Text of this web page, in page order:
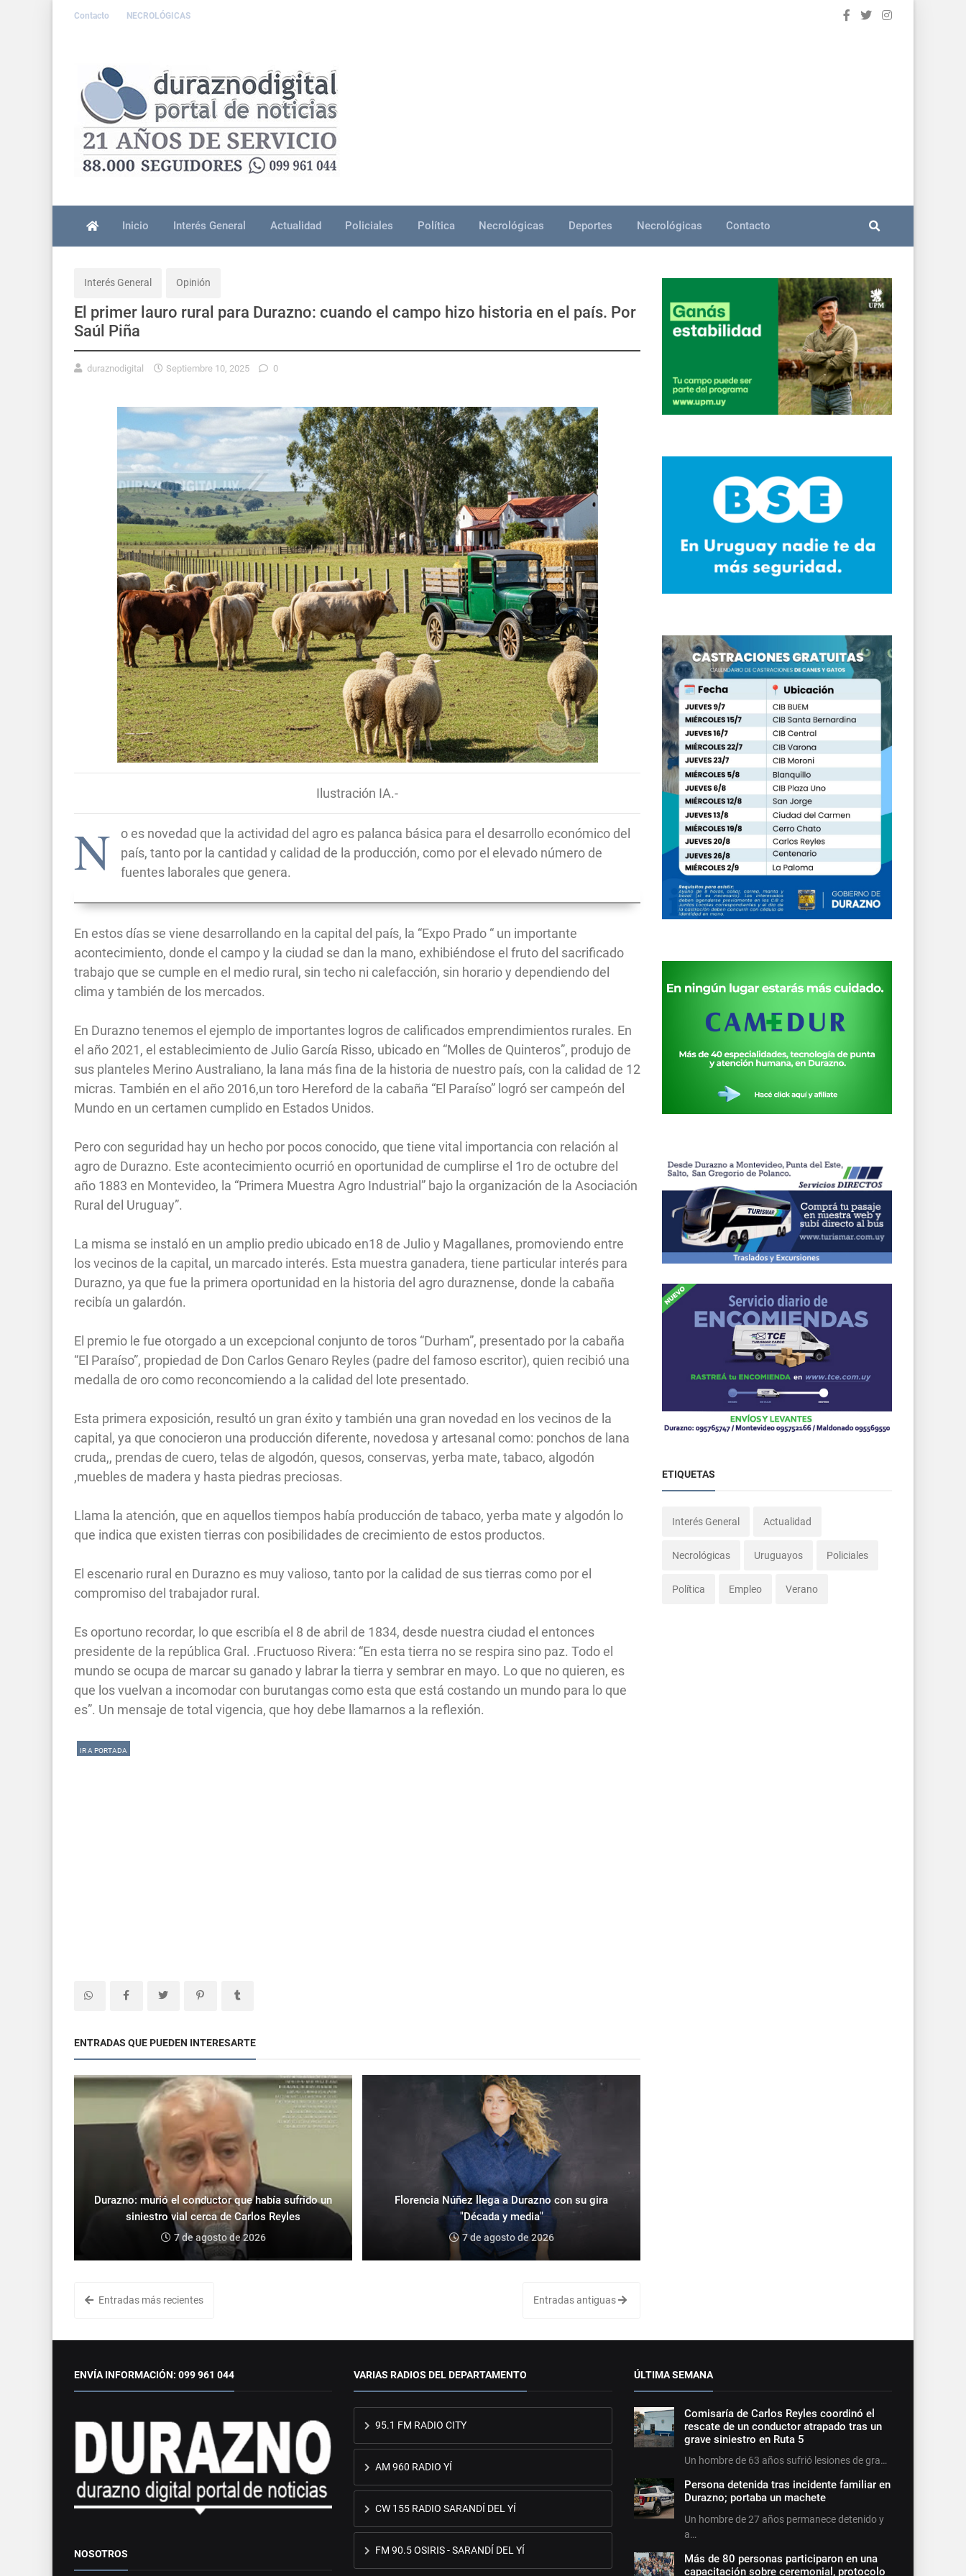
Contacto NECROLÓGICAS
Inicio Interés General Actualidad Policiales Política Necrológicas Deportes Necrológicas Contacto
Interés General Opinión
El primer lauro rural para Durazno: cuando el campo hizo historia en el país. Por
Saúl Piña
duraznodigital Septiembre 10, 2025 0
Ilustración IA.-
N
o es novedad que la actividad del agro es palanca básica para el desarrollo económico del
país, tanto por la cantidad y calidad de la producción, como por el elevado número de
fuentes laborales que genera.
En estos días se viene desarrollando en la capital del país, la “Expo Prado “ un importante
acontecimiento, donde el campo y la ciudad se dan la mano, exhibiéndose el fruto del sacrificado
trabajo que se cumple en el medio rural, sin techo ni calefacción, sin horario y dependiendo del
clima y también de los mercados.
En Durazno tenemos el ejemplo de importantes logros de calificados emprendimientos rurales. En
el año 2021, el establecimiento de Julio García Risso, ubicado en “Molles de Quinteros”, produjo de
sus planteles Merino Australiano, la lana más fina de la historia de nuestro país, con la calidad de 12
micras. También en el año 2016,un toro Hereford de la cabaña “El Paraíso” logró ser campeón del
Mundo en un certamen cumplido en Estados Unidos.
Pero con seguridad hay un hecho por pocos conocido, que tiene vital importancia con relación al
agro de Durazno. Este acontecimiento ocurrió en oportunidad de cumplirse el 1ro de octubre del
año 1883 en Montevideo, la “Primera Muestra Agro Industrial” bajo la organización de la Asociación
Rural del Uruguay”.
La misma se instaló en un amplio predio ubicado en18 de Julio y Magallanes, promoviendo entre
los vecinos de la capital, un marcado interés. Esta muestra ganadera, tiene particular interés para
Durazno, ya que fue la primera oportunidad en la historia del agro duraznense, donde la cabaña
recibía un galardón.
El premio le fue otorgado a un excepcional conjunto de toros “Durham”, presentado por la cabaña
“El Paraíso”, propiedad de Don Carlos Genaro Reyles (padre del famoso escritor), quien recibió una
medalla de oro como reconcomiendo a la calidad del lote presentado.
Esta primera exposición, resultó un gran éxito y también una gran novedad en los vecinos de la
capital, ya que conocieron una producción diferente, novedosa y artesanal como: ponchos de lana
cruda,, prendas de cuero, telas de algodón, quesos, conservas, yerba mate, tabaco, algodón
,muebles de madera y hasta piedras preciosas.
Llama la atención, que en aquellos tiempos había producción de tabaco, yerba mate y algodón lo
que indica que existen tierras con posibilidades de crecimiento de estos productos.
El escenario rural en Durazno es muy valioso, tanto por la calidad de sus tierras como por el
compromiso del trabajador rural.
Es oportuno recordar, lo que escribía el 8 de abril de 1834, desde nuestra ciudad el entonces
presidente de la república Gral. .Fructuoso Rivera: “En esta tierra no se respira sino paz. Todo el
mundo se ocupa de marcar su ganado y labrar la tierra y sembrar en mayo. Lo que no quieren, es
que los vuelvan a incomodar con burutangas como esta que está costando un mundo para lo que
es”. Un mensaje de total vigencia, que hoy debe llamarnos a la reflexión.
IR A PORTADA
ENTRADAS QUE PUEDEN INTERESARTE
Durazno: murió el conductor que había sufrido un
siniestro vial cerca de Carlos Reyles
7 de agosto de 2026
Florencia Núñez llega a Durazno con su gira
"Década y media"
7 de agosto de 2026
Entradas más recientes Entradas antiguas
ETIQUETAS
Interés General Actualidad
Necrológicas Uruguayos Policiales
Política Empleo Verano
ENVÍA INFORMACIÓN: 099 961 044
NOSOTROS
VARIAS RADIOS DEL DEPARTAMENTO
95.1 FM RADIO CITY
AM 960 RADIO YÍ
CW 155 RADIO SARANDÍ DEL YÍ
FM 90.5 OSIRIS - SARANDÍ DEL YÍ
ÚLTIMA SEMANA
Comisaría de Carlos Reyles coordinó el
rescate de un conductor atrapado tras un
grave siniestro en Ruta 5
Un hombre de 63 años sufrió lesiones de gra…
Persona detenida tras incidente familiar en
Durazno; portaba un machete
Un hombre de 27 años permanece detenido y
a…
Más de 80 personas participaron en una
capacitación sobre ceremonial, protocolo